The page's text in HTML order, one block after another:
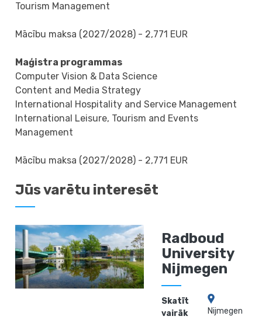
Tourism Management
Mācību maksa (2027/2028) - 2,771 EUR
Maģistra programmas
Computer Vision & Data Science
Content and Media Strategy
International Hospitality and Service Management
International Leisure, Tourism and Events
Management
Mācību maksa (2027/2028) - 2,771 EUR
Jūs varētu interesēt
Radboud
University
Nijmegen
Skatīt
vairāk
Nijmegen